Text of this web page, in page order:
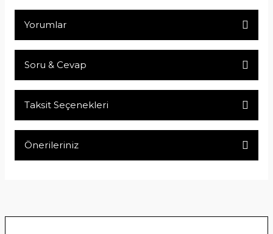
Yorumlar
Soru & Cevap
Taksit Seçenekleri
Önerileriniz